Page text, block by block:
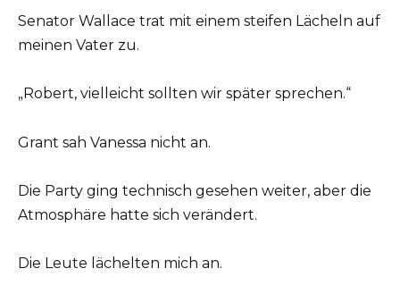
Senator Wallace trat mit einem steifen Lächeln auf
meinen Vater zu.
„Robert, vielleicht sollten wir später sprechen.“
Grant sah Vanessa nicht an.
Die Party ging technisch gesehen weiter, aber die
Atmosphäre hatte sich verändert.
Die Leute lächelten mich an.